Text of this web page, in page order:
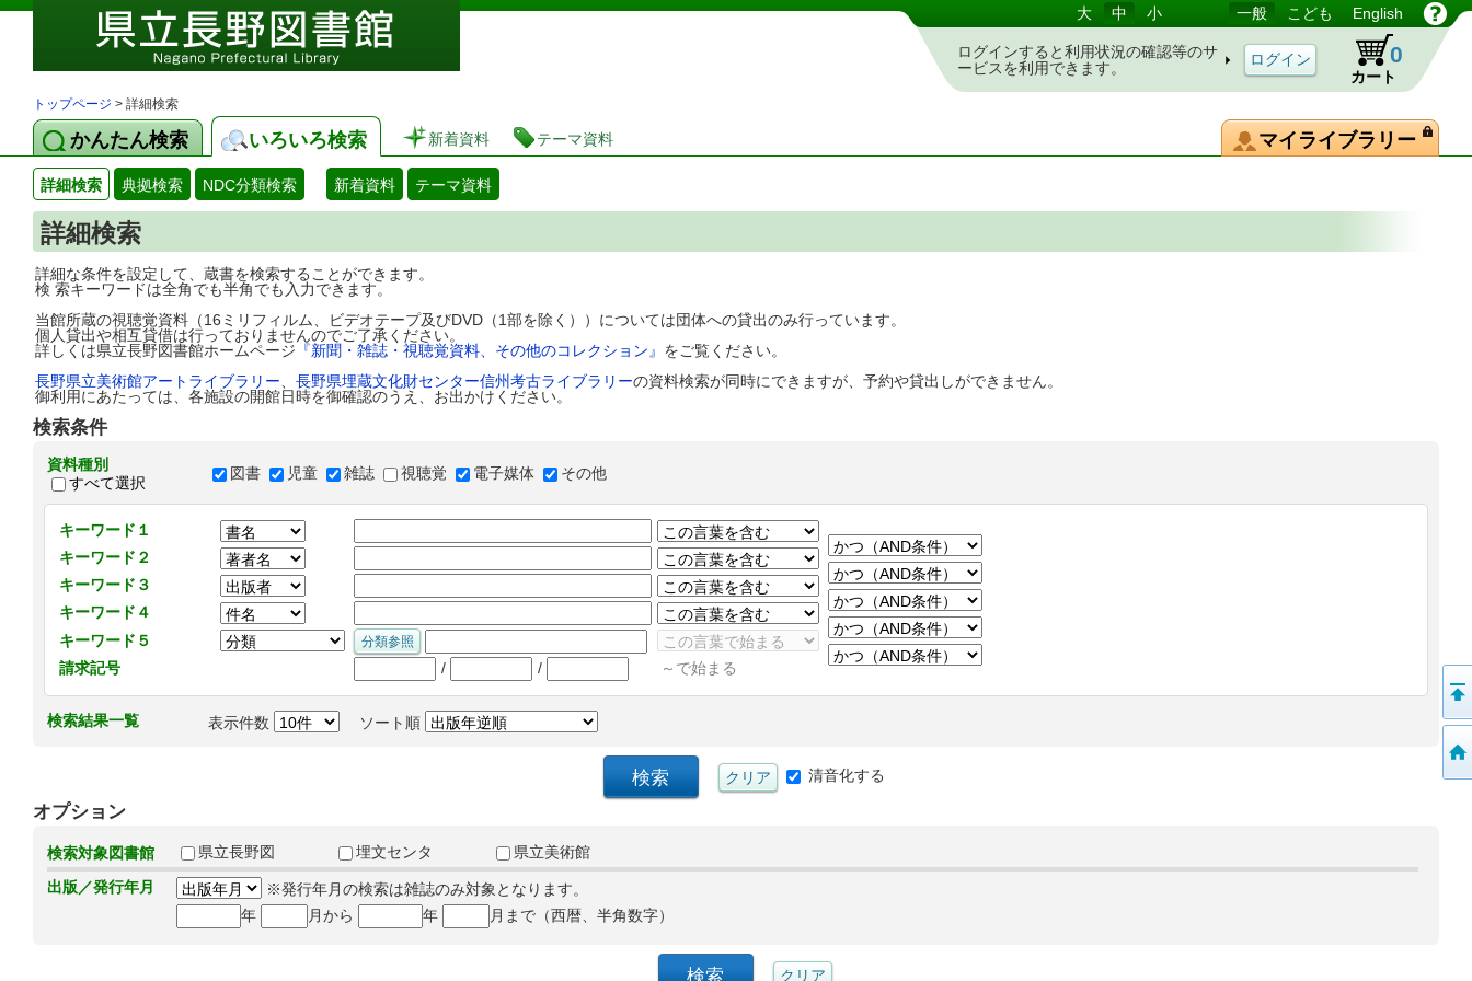
図書館 蔵書検索・予約システム 大 中 小 一般 こども English
ログインすると利用状況の確認等のサ
ービスを利用できます。
カート
0
トップページ > 詳細検索
かんたん検索 いろいろ検索 新着資料 テーマ資料 マイライブラリー
詳細検索 典拠検索 NDC分類検索 新着資料 テーマ資料
詳細検索
詳細な条件を設定して、蔵書を検索することができます。
検 索キーワードは全角でも半角でも入力できます。
当館所蔵の視聴覚資料（16ミリフィルム、ビデオテープ及びDVD（1部を除く））については団体への貸出のみ行っています。
個人貸出や相互貸借は行っておりませんのでご了承ください。
詳しくは県立長野図書館ホームページ 『新聞・雑誌・視聴覚資料、その他のコレクション』 をご覧ください。
長野県立美術館アートライブラリー
長野県埋蔵文化財センター信州考古ライブラリーの資料検索が同時にできますが、予約や貸出しができません。
御利用にあたっては、各施設の開館日時を御確認のうえ、お出かけください。
検索条件
資料種別
すべて選択
図書 児童 雑誌 視聴覚 電子媒体 その他
キーワード１
キーワード２
キーワード３
キーワード４
キーワード５
請求記号
/ / ～で始まる
検索結果一覧 表示件数 ソート順
清音化する
オプション
検索対象図書館 県立長野図 埋文センタ
県立美術館
出版／発行年月
※発行年月の検索は雑誌のみ対象となります。
年
月から 年 月まで（西暦、半角数字）